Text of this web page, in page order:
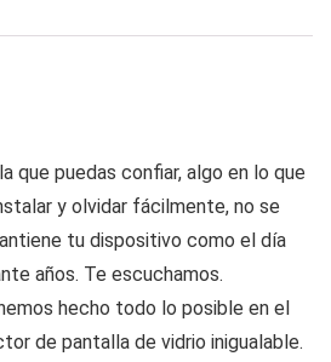
que puedas confiar, algo en lo que
y olvidar fácilmente, no se
tu dispositivo como el día
años. Te escuchamos.
hecho todo lo posible en el
de pantalla de vidrio inigualable.